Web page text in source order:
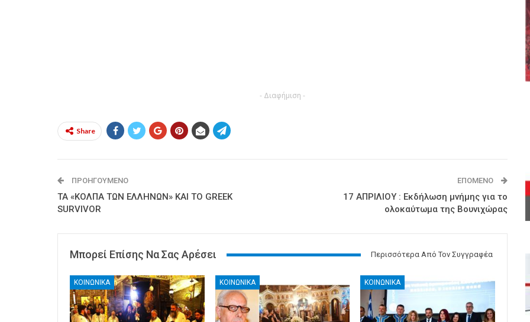
- Διαφήμιση -
Share
ΠΡΟΗΓΟΎΜΕΝΟ
ΤΑ «ΚΟΛΠΑ ΤΩΝ ΕΛΛΗΝΩΝ» ΚΑΙ ΤΟ GREEK
SURVIVOR
ΕΠΌΜΕΝΟ
17 ΑΠΡΙΛΙΟΥ : Εκδήλωση μνήμης για το
ολοκαύτωμα της Βουνιχώρας
Μπορεί Επίσης Να Σας Αρέσει Περισσότερα Από Τον Συγγραφέα
ΚΟΙΝΩΝΙΚΑ ΚΟΙΝΩΝΙΚΑ ΚΟΙΝΩΝΙΚΑ